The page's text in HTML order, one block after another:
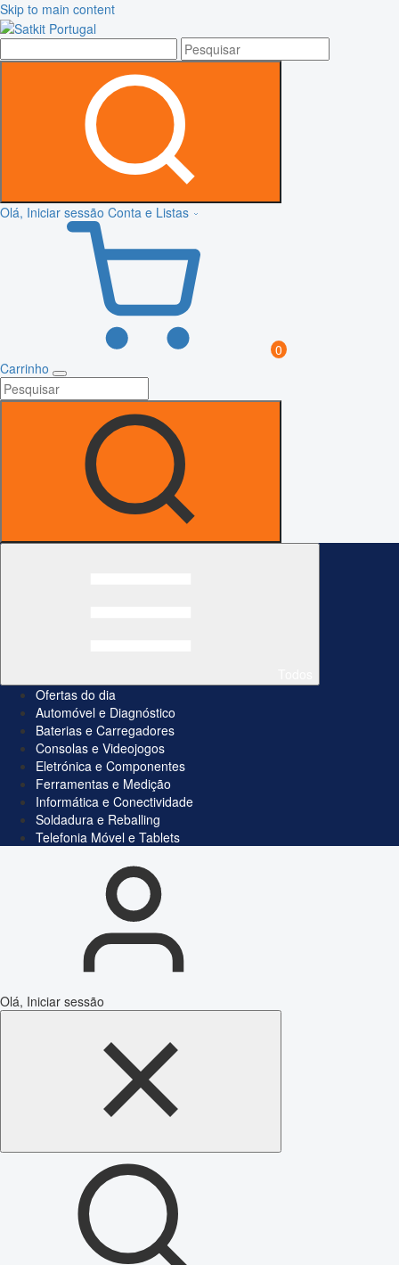
Skip to main content
Olá, Iniciar sessão Conta e Listas
0
Carrinho
Ofertas do dia
Automóvel e Diagnóstico
Baterias e Carregadores
Consolas e Videojogos
Eletrónica e Componentes
Ferramentas e Medição
Informática e Conectividade
Soldadura e Reballing
Telefonia Móvel e Tablets
Olá, Iniciar sessão